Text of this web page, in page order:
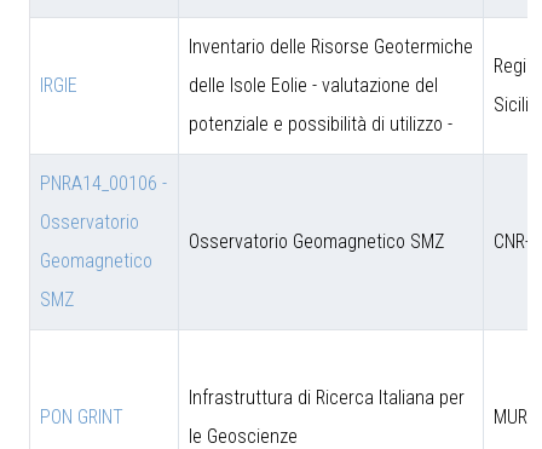
IRGIE
Inventario delle Risorse Geotermiche
delle Isole Eolie - valutazione del
potenziale e possibilità di utilizzo -
PNRA14_00106 -
Osservatorio
Geomagnetico
SMZ
Osservatorio Geomagnetico SMZ CNR-
PON GRINT
Infrastruttura di Ricerca Italiana per
le Geoscienze
MUR